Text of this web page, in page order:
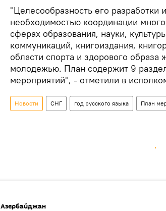
"Целесообразность его разработки
необходимостью координации
сферах образования, науки,
коммуникаций, книгоиздания,
области спорта и здорового
молодежью. План содержит 9
мероприятий", - отметили в
Новости СНГ год русского языка План
Азербайджан